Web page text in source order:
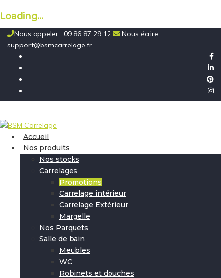
Loading...
Skip
content
Nous appeler : 09 86 87 29 12
Nous écrire :
support@bsmcarrelage.fr
Accueil
Nos produits
Nos stocks
Carrelages
Promotions
Carrelage intérieur
Carrelage Extérieur
Margelle
Nos Parquets
Salle de bain
Meubles
WC
Robinets et douches